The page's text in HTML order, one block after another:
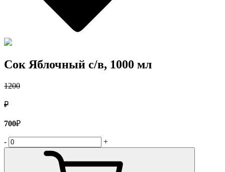
Сок Яблочный с/в, 1000 мл
1200
₽
700₽
- +